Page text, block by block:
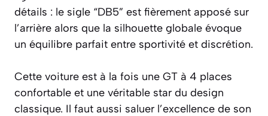
détails : le sigle “DB5” est fièrement apposé sur
l’arrière alors que la silhouette globale évoque
un équilibre parfait entre sportivité et discrétion.
Cette voiture est à la fois une GT à 4 places
confortable et une véritable star du design
classique. Il faut aussi saluer l’excellence de son